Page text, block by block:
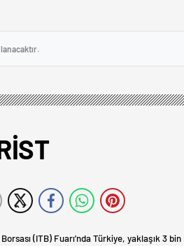
(ITB) Fuarı’nda Türkiye, yaklaşık 3 bin